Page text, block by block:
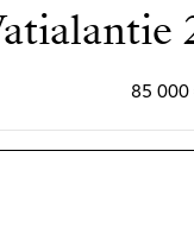
85 000